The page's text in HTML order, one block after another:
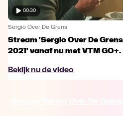
00:30
Sergio Over De Grens
Stream 'Sergio Over De
2021' vanaf nu met VTM GO+.
Bekijk nu de video